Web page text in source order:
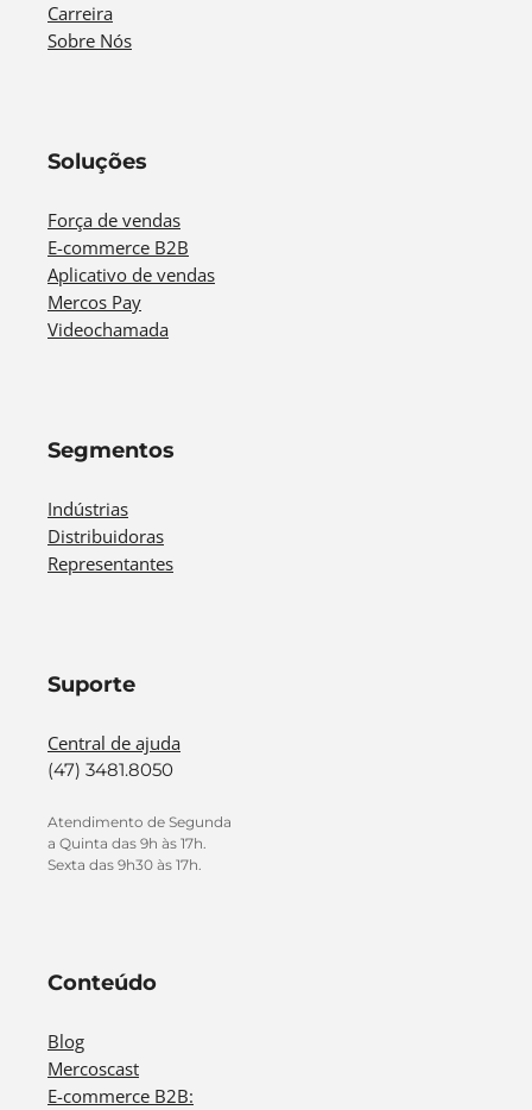
Carreira
Sobre Nós
Soluções
Força de vendas
E-commerce B2B
Aplicativo de vendas
Mercos Pay
Videochamada
Segmentos
Indústrias
Distribuidoras
Representantes
Conteúdo
Blog
Mercoscast
E-commerce B2B:
Suporte
Central de ajuda
(47) 3481.8050
Atendimento de Segunda
a Quinta das 9h às 17h.
Sexta das 9h30 às 17h.